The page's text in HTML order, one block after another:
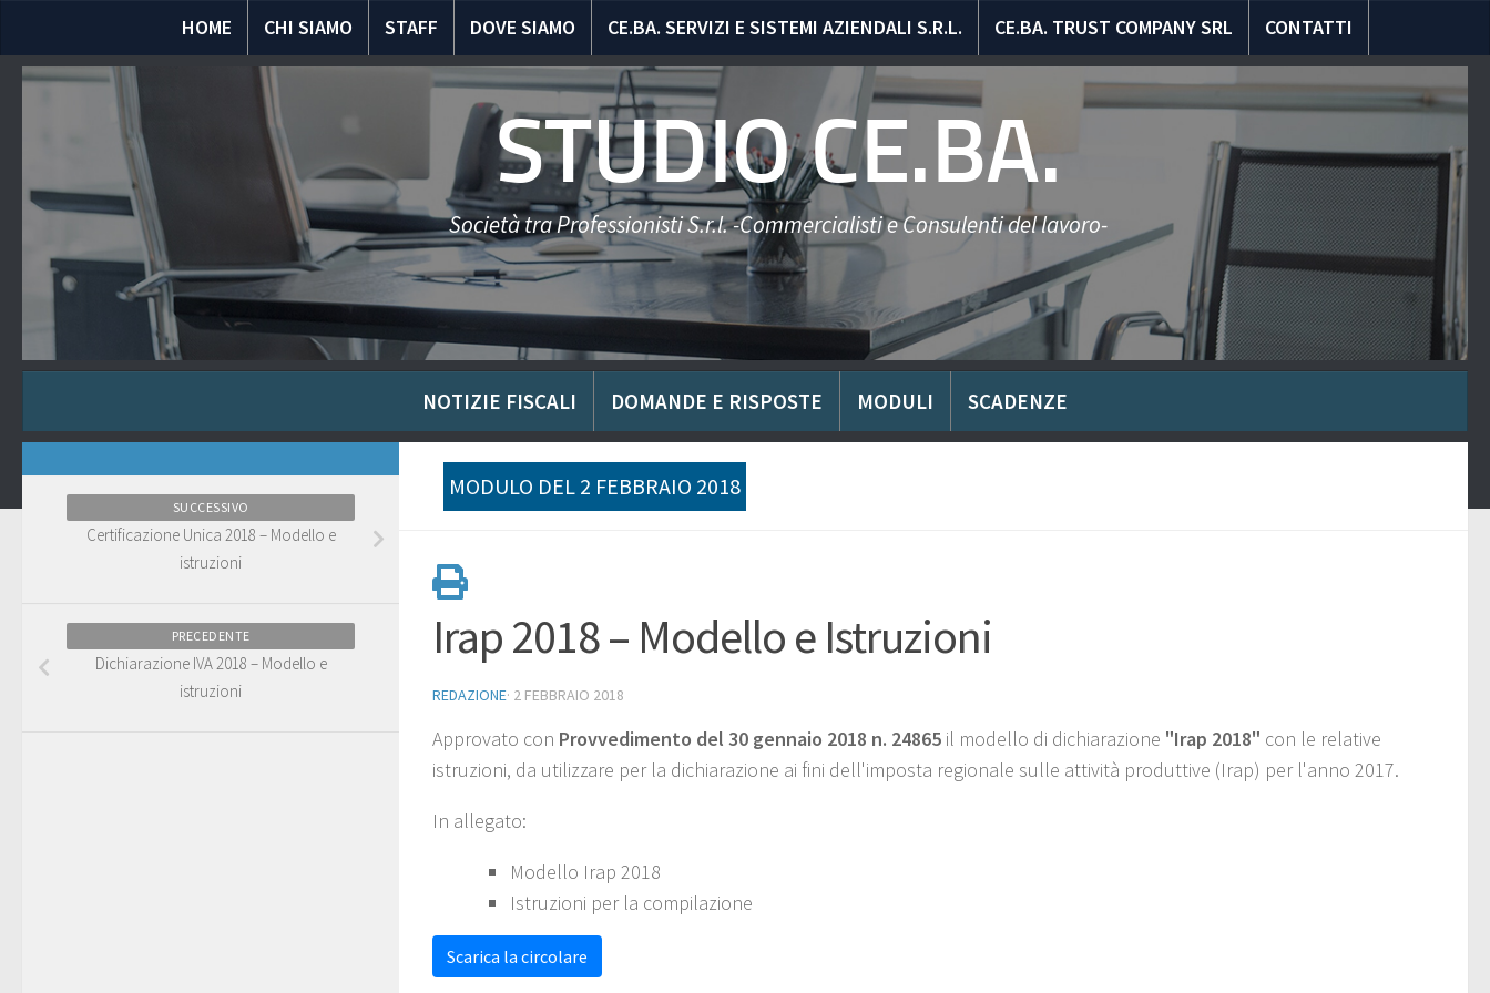
HOME CHI SIAMO STAFF DOVE SIAMO CE.BA. SERVIZI E SISTEMI AZIENDALI S.R.L. CE.BA. TRUST COMPANY SRL CONTATTI
STUDIO CE.BA.
Società tra Professionisti S.r.l. -Commercialisti e Consulenti del lavoro-
NOTIZIE FISCALI DOMANDE E RISPOSTE MODULI SCADENZE
MODULO DEL 2 FEBBRAIO 2018
Irap 2018 – Modello e Istruzioni
REDAZIONE· 2 FEBBRAIO 2018
Approvato con Provvedimento del 30 gennaio 2018 n. 24865 il modello di dichiarazione "Irap 2018" con le relative
istruzioni, da utilizzare per la dichiarazione ai fini dell'imposta regionale sulle attività produttive (Irap) per l'anno 2017.
In allegato:
Modello Irap 2018
Istruzioni per la compilazione
Scarica la circolare
SUCCESSIVO
Certificazione Unica 2018 – Modello e
istruzioni
PRECEDENTE
Dichiarazione IVA 2018 – Modello e
istruzioni